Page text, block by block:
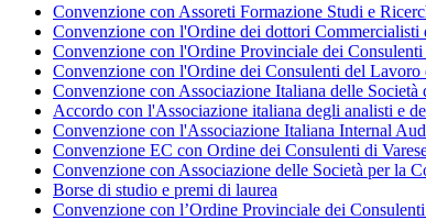
Convenzione con Assoreti Formazione Studi e
Convenzione con l'Ordine dei dottori
Convenzione con l'Ordine Provinciale dei
Convenzione con l'Ordine dei Consulenti del
Convenzione con Associazione Italiana delle
Accordo con l'Associazione italiana degli analisti e
Convenzione con l'Associazione Italiana Internal
Convenzione EC con Ordine dei Consulenti di
Convenzione con Associazione delle Società per la
Borse di studio e premi di laurea
Convenzione con l’Ordine Provinciale dei